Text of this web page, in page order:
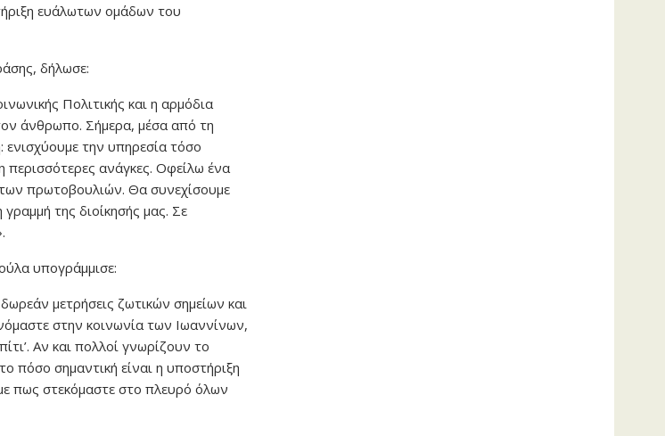
ευάλωτων ομάδων του
δήλωσε:
Πολιτικής και η αρμόδια
άνθρωπο. Σήμερα, μέσα από τη
ενισχύουμε την υπηρεσία τόσο
περισσότερες ανάγκες. Οφείλω ένα
πρωτοβουλιών. Θα συνεχίσουμε
γραμμή της διοίκησής μας. Σε
υπογράμμισε:
μετρήσεις ζωτικών σημείων και
στην κοινωνία των Ιωαννίνων,
Αν και πολλοί γνωρίζουν το
πόσο σημαντική είναι η υποστήριξη
πως στεκόμαστε στο πλευρό όλων